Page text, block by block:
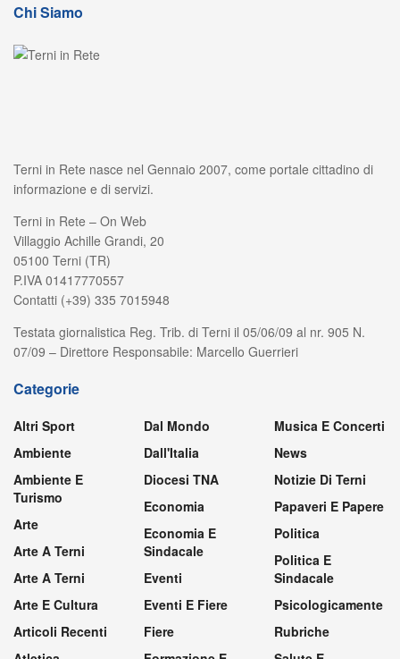
Chi Siamo
Terni in Rete nasce nel Gennaio 2007, come portale cittadino di
informazione e di servizi.
Terni in Rete – On Web
Villaggio Achille Grandi, 20
05100 Terni (TR)
P.IVA 01417770557
Contatti (+39) 335 7015948
Testata giornalistica Reg. Trib. di Terni il 05/06/09 al nr. 905 N.
07/09 – Direttore Responsabile: Marcello Guerrieri
Categorie
Altri Sport
Ambiente
Ambiente E
Turismo
Arte
Arte A Terni
Arte A Terni
Arte E Cultura
Articoli Recenti
Dal Mondo
Dall'Italia
Diocesi TNA
Economia
Economia E
Sindacale
Eventi
Eventi E Fiere
Fiere
Musica E Concerti
News
Notizie Di Terni
Papaveri E Papere
Politica
Politica E
Sindacale
Psicologicamente
Rubriche